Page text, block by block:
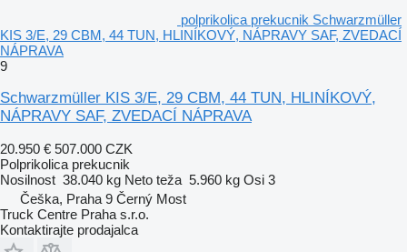
polprikolica prekucnik Schwarzmüller
KIS 3/E, 29 CBM, 44 TUN, HLINÍKOVÝ, NÁPRAVY SAF, ZVEDACÍ
NÁPRAVA
9
Schwarzmüller KIS 3/E, 29 CBM, 44 TUN, HLINÍKOVÝ,
NÁPRAVY SAF, ZVEDACÍ NÁPRAVA
20.950 € 507.000 CZK
Polprikolica prekucnik
Nosilnost 38.040 kg Neto teža 5.960 kg Osi 3
Češka, Praha 9 Černý Most
Truck Centre Praha s.r.o.
Kontaktirajte prodajalca